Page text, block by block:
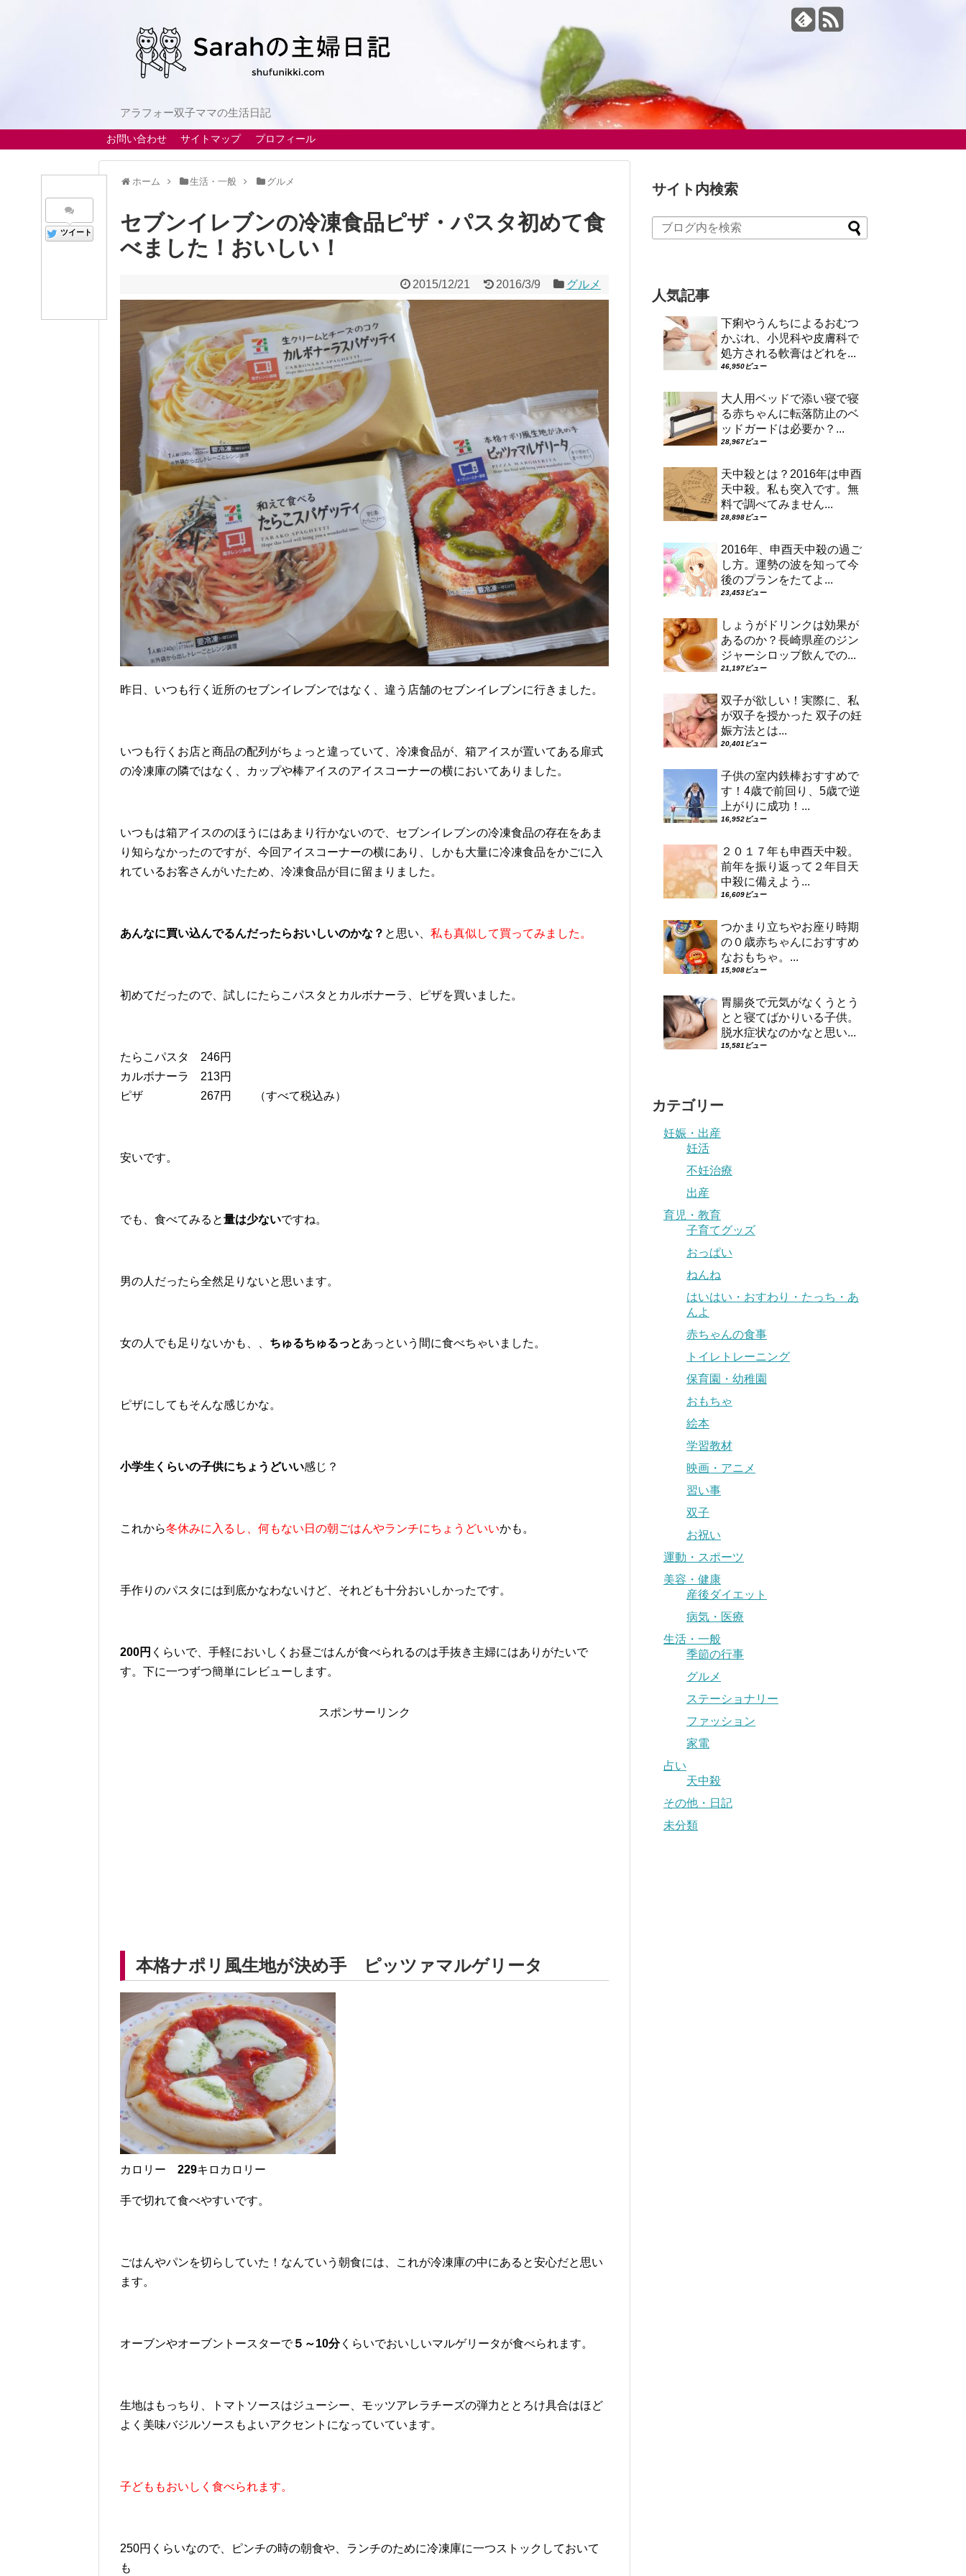
アラフォー双子ママの生活日記
お問い合わせ サイトマップ プロフィール
ホーム 生活・一般 グルメ
ツイート
セブンイレブンの冷凍食品ピザ・パスタ初めて食
べました！おいしい！
2015/12/21 2016/3/9 グルメ
昨日、いつも行く近所のセブンイレブンではなく、違う店舗のセブンイレブンに行きました。
いつも行くお店と商品の配列がちょっと違っていて、冷凍食品が、箱アイスが置いてある扉式
の冷凍庫の隣ではなく、カップや棒アイスのアイスコーナーの横においてありました。
いつもは箱アイスののほうにはあまり行かないので、セブンイレブンの冷凍食品の存在をあま
り知らなかったのですが、今回アイスコーナーの横にあり、しかも大量に冷凍食品をかごに入
れているお客さんがいたため、冷凍食品が目に留まりました。
あんなに買い込んでるんだったらおいしいのかな？ と思い、 私も真似して買ってみました。
初めてだったので、試しにたらこパスタとカルボナーラ、ピザを買いました。
たらこパスタ 246円
カルボナーラ 213円
ピザ 267円 （すべて税込み）
安いです。
でも、食べてみると量は少ないですね。
男の人だったら全然足りないと思います。
女の人でも足りないかも、、 ちゅるちゅるっとあっという間に食べちゃいました。
ピザにしてもそんな感じかな。
小学生くらいの子供にちょうどいい感じ？
これから冬休みに入るし、何もない日の朝ごはんやランチにちょうどいいかも。
手作りのパスタには到底かなわないけど、それども十分おいしかったです。
200円 くらいで、手軽においしくお昼ごはんが食べられるのは手抜き主婦にはありがたいで
す。下に一つずつ簡単にレビューします。
スポンサーリンク
本格ナポリ風生地が決め手 ピッツァマルゲリータ
カロリー 229キロカロリー
手で切れて食べやすいです。
ごはんやパンを切らしていた！なんていう朝食には、これが冷凍庫の中にあると安心だと思い
ます。
オーブンやオーブントースターで５～10分くらいでおいしいマルゲリータが食べられます。
生地はもっちり、トマトソースはジューシー、モッツアレラチーズの弾力ととろけ具合はほど
よく美味バジルソースもよいアクセントになっていています。
子どももおいしく食べられます。
250円くらいなので、ピンチの時の朝食や、ランチのために冷凍庫に一つストックしておいて
も
サイト内検索
人気記事
下痢やうんちによるおむつ
かぶれ、小児科や皮膚科で
処方される軟膏はどれを...
46,950ビュー
大人用ベッドで添い寝で寝
る赤ちゃんに転落防止のベ
ッドガードは必要か？...
28,967ビュー
天中殺とは？2016年は申酉
天中殺。私も突入です。無
料で調べてみません...
28,898ビュー
2016年、申酉天中殺の過ご
し方。運勢の波を知って今
後のプランをたてよ...
23,453ビュー
しょうがドリンクは効果が
あるのか？長崎県産のジン
ジャーシロップ飲んでの...
21,197ビュー
双子が欲しい！実際に、私
が双子を授かった 双子の妊
娠方法とは...
20,401ビュー
子供の室内鉄棒おすすめで
す！4歳で前回り、5歳で逆
上がりに成功！...
16,952ビュー
２０１７年も申酉天中殺。
前年を振り返って２年目天
中殺に備えよう...
16,609ビュー
つかまり立ちやお座り時期
の０歳赤ちゃんにおすすめ
なおもちゃ。...
15,908ビュー
胃腸炎で元気がなくうとう
とと寝てばかりいる子供。
脱水症状なのかなと思い...
15,581ビュー
カテゴリー
妊娠・出産
妊活
不妊治療
出産
育児・教育
子育てグッズ
おっぱい
ねんね
はいはい・おすわり・たっち・あ
んよ
赤ちゃんの食事
トイレトレーニング
保育園・幼稚園
おもちゃ
絵本
学習教材
映画・アニメ
習い事
双子
お祝い
運動・スポーツ
美容・健康
産後ダイエット
病気・医療
生活・一般
季節の行事
グルメ
ステーショナリー
ファッション
家電
占い
天中殺
その他・日記
未分類